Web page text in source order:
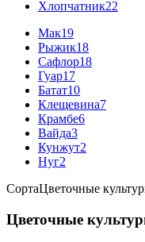
Хлопчатник22
Мак19
Рыжик18
Сафлор18
Гуар17
Батат10
Клещевина7
Крамбе6
Вайда3
Кунжут2
Нуг2
СортаЦветочные
Цветочные